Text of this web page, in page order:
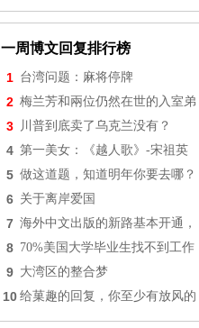
一周博文回复排行榜
1 台湾问题：麻将停牌
2 梅兰芳和兩位仍然在世的入室弟
3 川普到底卖了乌克兰没有？
4 第一美女：《越人歌》-宋祖英
5 做这道题，知道明年你要去哪？
6 关于离岸爱国
7 海外中文出版的新路基本开通，
8 70%美国大学毕业生找不到工作
9 大湾区的整合梦
10 给菓趣的回复，你至少有放风的